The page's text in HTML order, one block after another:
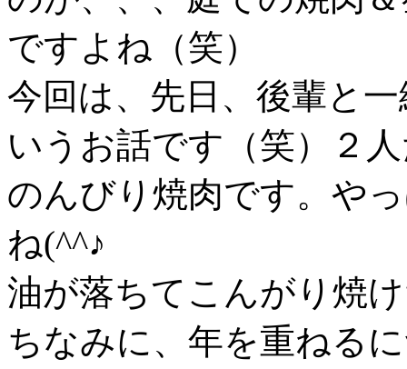
ですよね（笑）
今回は、先日、後輩と
いうお話です（笑）２
のんびり焼肉です。や
ね(^^♪
油が落ちてこんがり焼
ちなみに、年を重ねる